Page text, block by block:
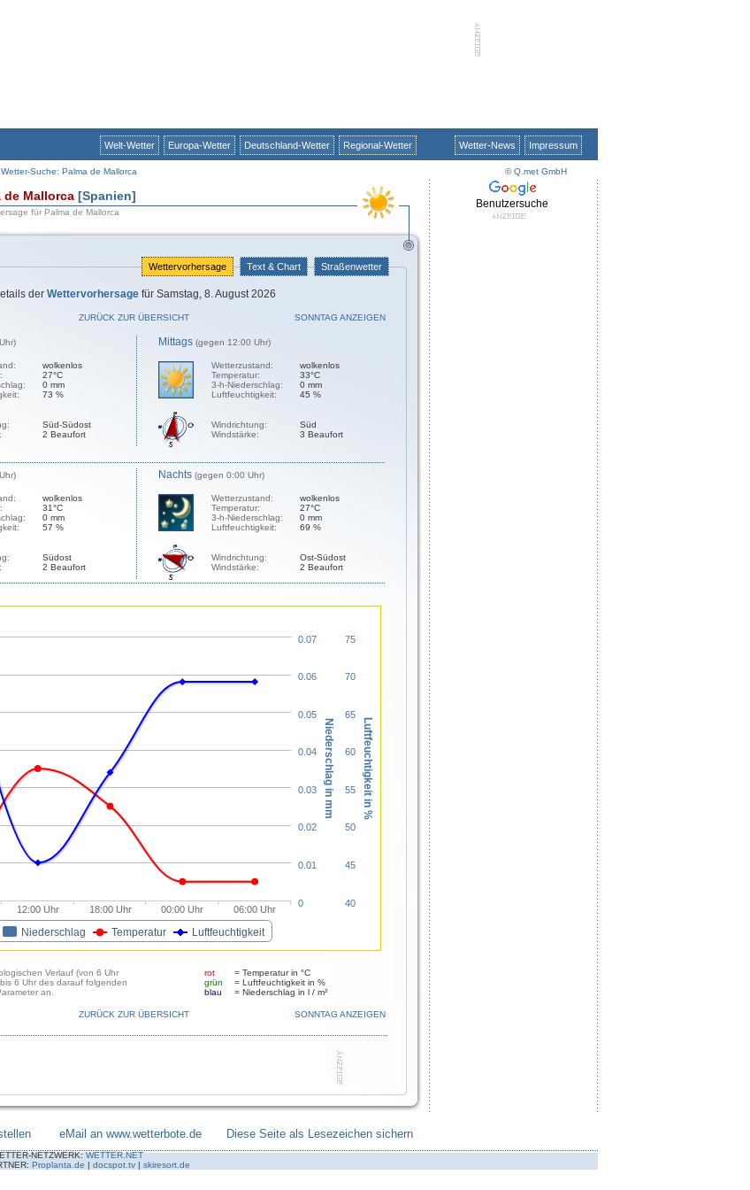
Welt-Wetter Europa-Wetter Deutschland-Wetter Regional-Wetter
Wetter-Suche: Palma de Mallorca
Wetter-News Impressum
©Q.met GmbH
de Mallorca [Spanien]
für Palma de Mallorca
Wettervorhersage Text & Chart Straßenwetter
der Wettervorhersagefür Samstag, 8. August 2026
ZURÜCK ZUR ÜBERSICHT SONNTAG ANZEIGEN
wolkenlos
27°C
0 mm
73 %
Süd-Südost
2 Beaufort
Mittags (gegen 12:00 Uhr)
Wetterzustand:
Temperatur:
3-h-Niederschlag:
Luftfeuchtigkeit:
wolkenlos
33°C
0 mm
45 %
Windrichtung:
Windstärke:
Süd
3 Beaufort
wolkenlos
31°C
0 mm
57 %
Südost
2 Beaufort
Nachts (gegen 0:00 Uhr)
Wetterzustand:
Temperatur:
3-h-Niederschlag:
Luftfeuchtigkeit:
wolkenlos
27°C
0 mm
69 %
Windrichtung:
Windstärke:
Ost-Südost
2 Beaufort
Niederschlag in mm Luftfeuchtigkeit in %
Niederschlag Temperatur Luftfeuchtigkeit
12:00 Uhr 18:00 Uhr 00:00 Uhr 06:00 Uhr
0
0.01
0.02
0.03
0.04
0.05
0.06
0.07
40
45
50
55
60
65
70
75
Verlauf (von 6 Uhr
6 Uhr des darauf folgenden
an.
rot
= Temperatur in °C
grün
= Luftfeuchtigkeit in %
blau
= Niederschlag in l / m²
ZURÜCK ZUR ÜBERSICHT SONNTAG ANZEIGEN
Benutzersuche
eMail an www.wetterbote.de Diese Seite als Lesezeichen sichern
NETZWERK:WETTER.NET
Proplanta.de | docspot.tv| skiresort.de